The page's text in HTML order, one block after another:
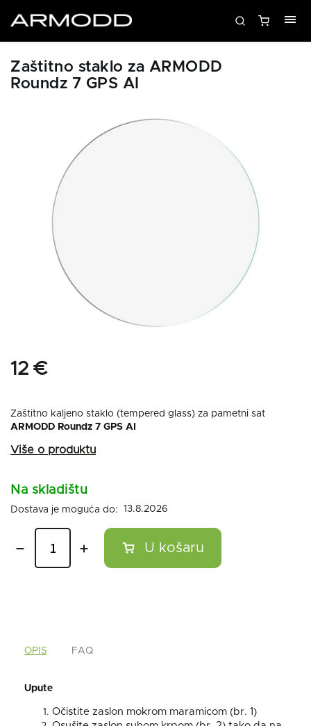
Zaštitno staklo za ARMODD
Roundz 7 GPS AI
12 €
Zaštitno kaljeno staklo (tempered glass) za pametni sat
ARMODD Roundz 7 GPS AI
Na skladištu
13.8.2026
OPIS FAQ
Upute
Očistite zaslon mokrom maramicom (br. 1)